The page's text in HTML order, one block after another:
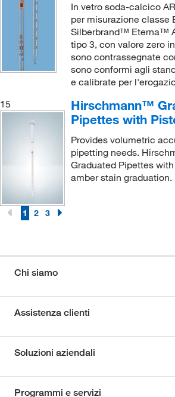
In vetro soda-calcico
per misurazione classe
Silberbrand™ Eterna™
tipo 3, con valore zero
sono contrassegnate
sono conformi agli
e calibrate per
15
Hirschmann™
Pipettes with
Provides volumetric
pipetting needs.
Graduated Pipettes
amber stain graduation.
1 2 3
Chi siamo
Assistenza clienti
Soluzioni aziendali
Programmi e servizi